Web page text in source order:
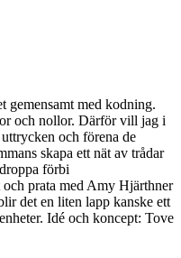
med kodning.
och nollor. Därför vill jag i
och förena de
skapa ett nät av trådar
förbi
prata med Amy Hjärthner
det en liten lapp kanske ett
Idé och koncept: Tove